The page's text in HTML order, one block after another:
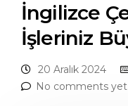
İngilizce
İşleriniz
20 Aralık 2024
No comments yet